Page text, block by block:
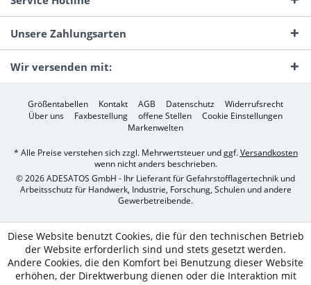
Unsere Zahlungsarten
Wir versenden mit:
Größentabellen Kontakt AGB Datenschutz
Widerrufsrecht
Über uns
Faxbestellung offene Stellen
Cookie Einstellungen
Markenwelten
* Alle Preise verstehen sich zzgl. Mehrwertsteuer und ggf.Versandkosten
wenn nicht anders beschrieben.
© 2026 ADESATOS GmbH - Ihr Lieferant für Gefahrstofflagertechnik und
Arbeitsschutz für Handwerk, Industrie, Forschung, Schulen und andere
Gewerbetreibende.
Diese Website benutzt Cookies, die für den technischen Betrieb
der Website erforderlich sind und stets gesetzt werden.
Andere Cookies, die den Komfort bei Benutzung dieser Website
erhöhen, der Direktwerbung dienen oder die Interaktion mit